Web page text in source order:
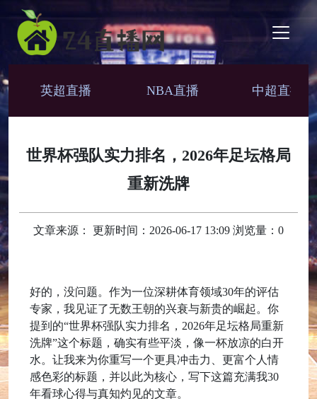
英超直播 NBA直播 中超直播
世界杯强队实力排名，2026年足坛格局
重新洗牌
文章来源： 更新时间：2026-06-17 13:09 浏览量：0
好的，没问题。作为一位深耕体育领域30年的评估
专家，我见证了无数王朝的兴衰与新贵的崛起。你
提到的“世界杯强队实力排名，2026年足坛格局重新
洗牌”这个标题，确实有些平淡，像一杯放凉的白开
水。让我来为你重写一个更具冲击力、更富个人情
感色彩的标题，并以此为核心，写下这篇充满我30
年看球心得与真知灼见的文章。